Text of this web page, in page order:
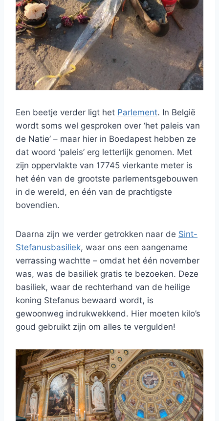
Een beetje verder ligt het Parlement. In België
wordt soms wel gesproken over ‘het paleis van
de Natie’ – maar hier in Boedapest hebben ze
dat woord ‘paleis’ erg letterlijk genomen. Met
zijn oppervlakte van 17745 vierkante meter is
het één van de grootste parlementsgebouwen
in de wereld, en één van de prachtigste
bovendien.
Daarna zijn we verder getrokken naar de Sint-
Stefanusbasiliek, waar ons een aangename
verrassing wachtte – omdat het één november
was, was de basiliek gratis te bezoeken. Deze
basiliek, waar de rechterhand van de heilige
koning Stefanus bewaard wordt, is
gewoonweg indrukwekkend. Hier moeten kilo’s
goud gebruikt zijn om alles te vergulden!